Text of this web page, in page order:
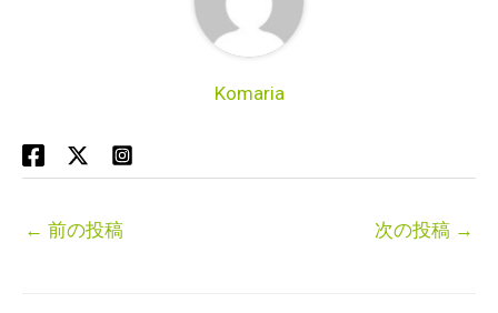
Komaria
← 前の投稿 次の投稿 →